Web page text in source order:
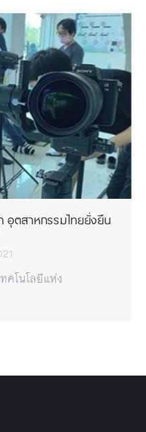
อุตสาหกรรมไทยยั่งยืน
คโนโลยีแห่ง